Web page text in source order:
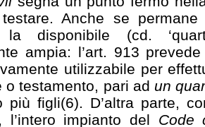
Anche se
la disponibile (cd.
ampia: l’art. 913
utilizzabile per
o testamento, pari ad un
più figli(6). D’altra parte,
l’intero impianto del